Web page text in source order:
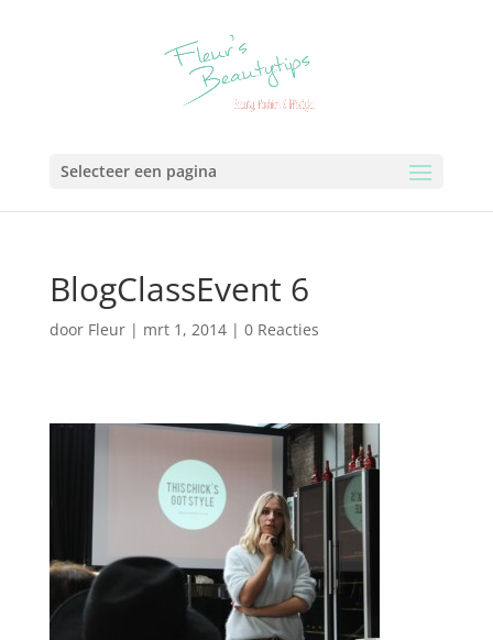
Selecteer een pagina
BlogClassEvent 6
door Fleur| mrt 1, 2014| 0 Reacties